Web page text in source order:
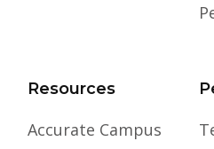
Resources
Accurate Campus